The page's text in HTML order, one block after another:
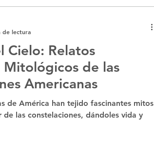
Cielo: Relatos
Mitológicos de las
Americanas
de América han tejido fascinantes mitos
de las constelaciones, dándoles vida y
de lectura